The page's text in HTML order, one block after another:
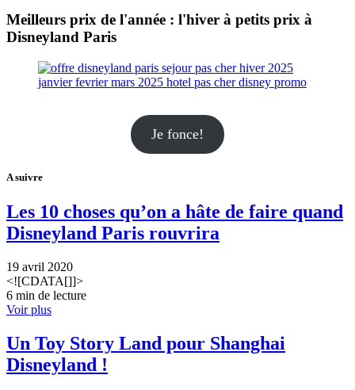
Meilleurs prix de l'année : l'hiver à petits prix à
Disneyland Paris
Je fonce!
A suivre
Les 10 choses qu’on a hâte de faire quand
Disneyland Paris rouvrira
19 avril 2020
<![CDATA[]]>
6 min de lecture
Voir plus
Un Toy Story Land pour Shanghai
Disneyland !